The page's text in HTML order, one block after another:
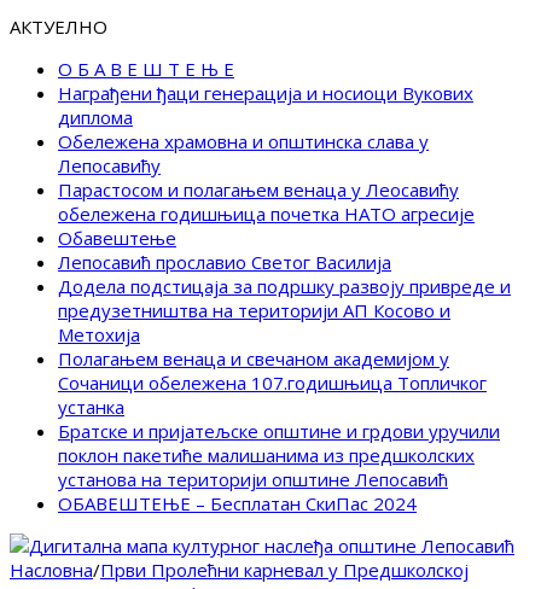
АКТУЕЛНО
О Б А В Е Ш Т Е Њ Е
Награђени ђаци генерација и носиоци Вукових
диплома
Обележена храмовна и општинска слава у
Лепосавићу
Парастосом и полагањем венаца у Леосавићу
обележена годишњица почетка НАТО агресије
Обавештење
Лепосавић прославио Светог Василија
Додела подстицаја за подршку развоју привреде и
предузетништва на територији АП Косово и
Метохија
Полагањем венаца и свечаном академијом у
Сочаници обележена 107.годишњица Топличког
устанка
Братске и пријатељске општине и грдови уручили
поклон пакетиће малишанима из предшколских
установа на територији општине Лепосавић
ОБАВЕШТЕЊЕ – Бесплатан СкиПас 2024
Насловна/Први Пролећни карневал у Предшколској